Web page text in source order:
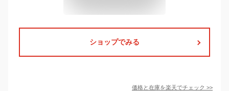
ショップでみる
価格と在庫を楽天でチェック >>